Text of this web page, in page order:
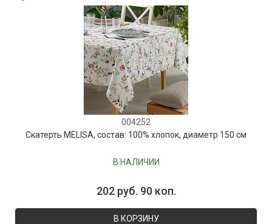
004252
Скатерть MELISA, состав: 100% хлопок, диаметр 150 см
В НАЛИЧИИ
202 руб. 90 коп.
В КОРЗИНУ